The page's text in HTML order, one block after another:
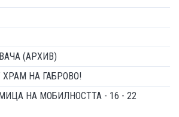
(АРХИВ)
НА ГАБРОВО!
НА МОБИЛНОСТТА - 16 - 22